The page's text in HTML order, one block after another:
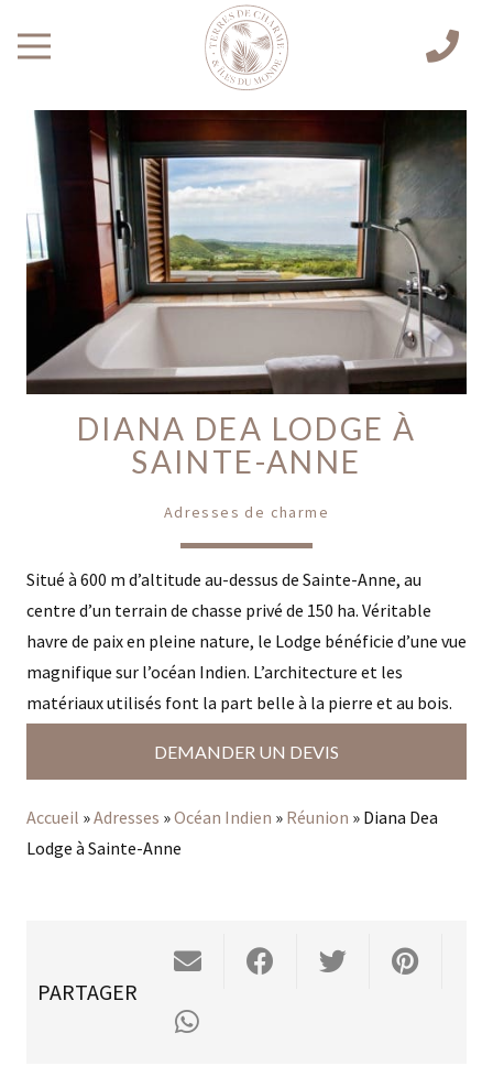
DIANA DEA LODGE À
SAINTE-ANNE
Adresses de charme
Situé à 600 m d’altitude au-dessus de Sainte-Anne, au
centre d’un terrain de chasse privé de 150 ha. Véritable
havre de paix en pleine nature, le Lodge bénéficie d’une vue
magnifique sur l’océan Indien. L’architecture et les
matériaux utilisés font la part belle à la pierre et au bois.
DEMANDER UN DEVIS
Accueil »Adresses »Océan Indien » Réunion » Diana Dea
Lodge à Sainte-Anne
PARTAGER